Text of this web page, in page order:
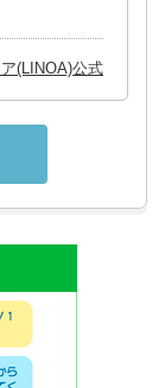
(LINOA)公式